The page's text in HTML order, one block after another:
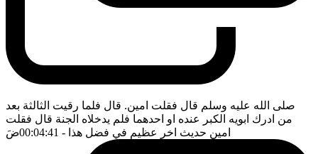
صلى الله عليه وسلم قال فقلت امين. قال فلما رقيت الثالثة بعد
من ادرك ابويه الكبر عنده او احدهما فلم يدخلاه الجنة قال فقلت
امين حديث اخر عظيم في فضل هذا - 00:04:41 ضَ